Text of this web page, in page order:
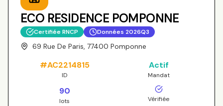
ECO RESIDENCE POMPONNE
Certifiée RNCP Données 2026Q3
69 Rue De Paris, 77400 Pomponne
#AC2214815
ID
Actif
Mandat
90
lots Vérifiée